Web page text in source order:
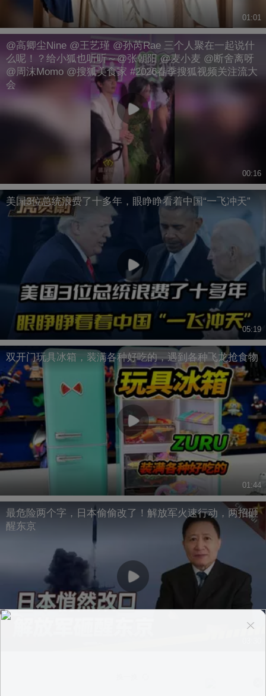
01:01
@高卿尘Nine @王艺瑾 @孙芮Rae 三个人聚在一起说什
么呢！？给小狐也听听～@张朝阳 @麦小麦 @断舍离呀
@周沫Momo @搜狐美食家 #2026春季搜狐视频关注流大
会
00:16
美国3位总统浪费了十多年，眼睁睁看着中国“一飞冲天”
05:19
双开门玩具冰箱，装满各种好吃的，遇到各种飞龙抢食物
01:44
最危险两个字，日本偷偷改了！解放军火速行动，两招砸
醒东京